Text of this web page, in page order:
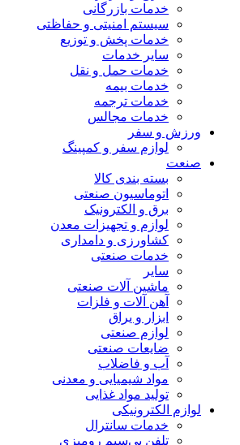
خدمات بازرگانی
سیستم امنیتی و حفاظتی
خدمات پخش و توزیع
سایر خدمات
خدمات حمل و نقل
خدمات بیمه
خدمات ترجمه
خدمات مجالس
ورزش و سفر
لوازم سفر و کمپینگ
صنعت
بسته بندی کالا
اتوماسیون صنعتی
برق و الکترونیک
لوازم و تجهیزات معدن
کشاورزی و دامداری
خدمات صنعتی
سایر
ماشین آلات صنعتی
آهن آلات و فلزات
ابزار و یراق
لوازم صنعتی
ضایعات صنعتی
آب و فاضلاب
مواد شیمیایی و معدنی
تولید مواد غذایی
لوازم الکترونیکی
خدمات سانترال
تلفن بی‌سیم رومیزی